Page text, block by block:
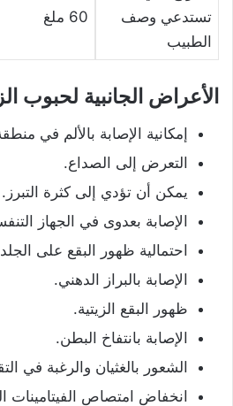
تستدعي وصف
الطبيب
60 ملغ
الأعراض الجانبية لحبوب
إمكانية الإصابة بالألم في
التعرض إلى الصداع.
يمكن أن تؤدي إلى كثرة التبرز.
الإصابة بعدوى في الجهاز
احتمالية ظهور البقع على
الإصابة بالبراز الدهني.
ظهور البقع الزيتية.
الإصابة بانتفاخ البطن.
الشعور بالغثيان والرغبة في
انخفاض امتصاص الفيتامينات